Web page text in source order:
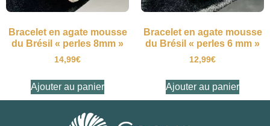
Bracelet en agate mousse
du Brésil « perles 8mm »
14,99€
Ajouter au panier
Bracelet en agate mousse
du Brésil « perles 6 mm »
12,99€
Ajouter au panier